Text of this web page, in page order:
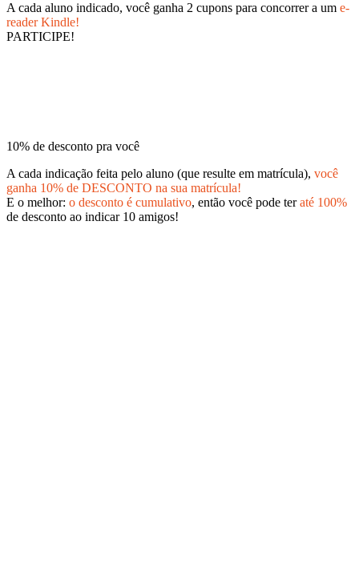
A cada aluno indicado, você ganha 2 cupons para concorrer a um e-
reader Kindle!
PARTICIPE!
10% de desconto pra você
A cada indicação feita pelo aluno (que resulte em matrícula), você
ganha 10% de DESCONTO na sua matrícula!
E o melhor: o desconto é cumulativo, então você pode teraté 100%
de desconto ao indicar 10 amigos!